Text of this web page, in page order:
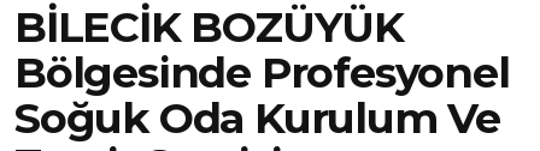
BİLECİK BOZÜYÜK
Bölgesinde Profesyonel
Soğuk Oda Kurulum Ve